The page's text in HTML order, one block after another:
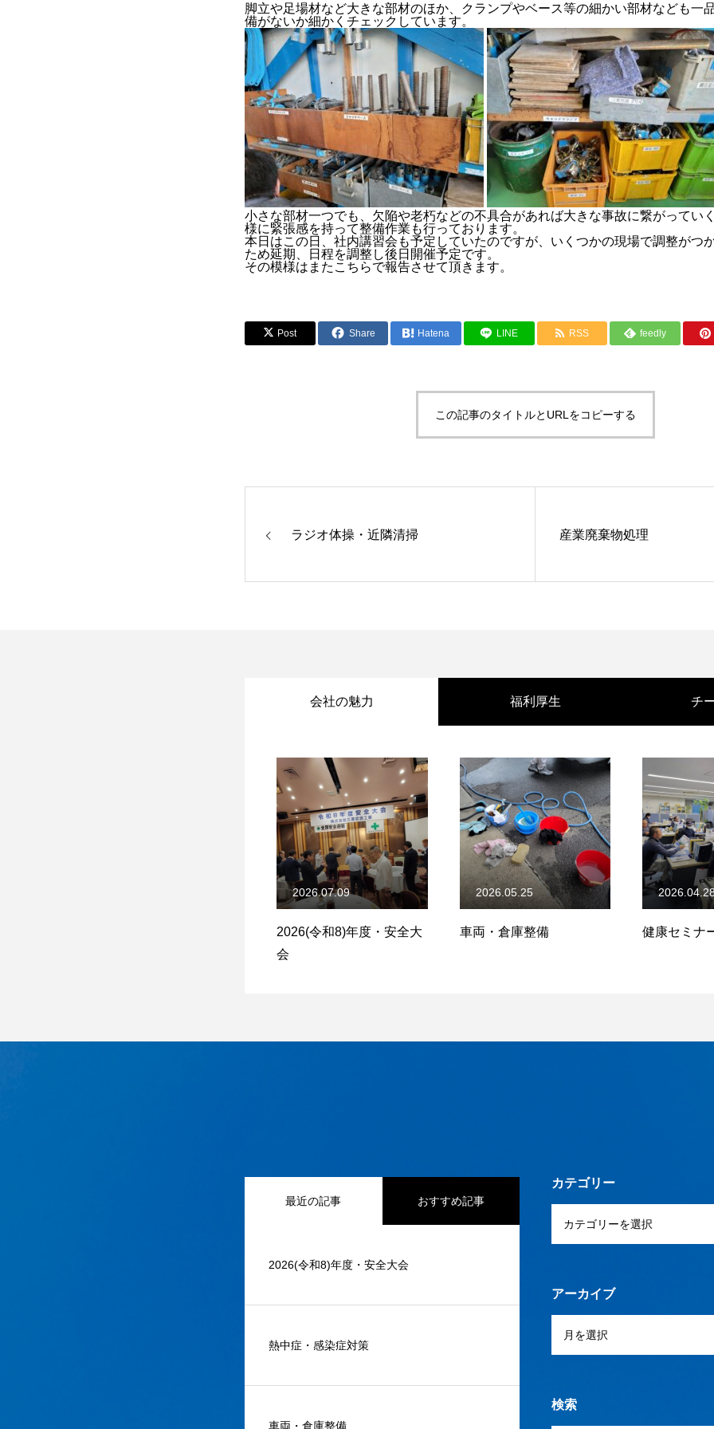
脚立や足場材など大きな部材のほか、クランプやベース等の細かい部材なども一
備がないか細かくチェックしています。
小さな部材一つでも、欠陥や老朽などの不具合があれば大きな事故に繋がってい
様に緊張感を持って整備作業も行っております。
本日はこの日、社内講習会も予定していたのですが、いくつかの現場で調整がつ
ため延期、日程を調整し後日開催予定です。
その模様はまたこちらで報告させて頂きます。
Post Share Hatena LINE RSS feedly
この記事のタイトルとURLをコピーする
ラジオ体操・近隣清掃 産業廃棄物処理
会社の魅力 福利厚生 チ
2026(令和8)年度・安全大
会
2026.07.09
車両・倉庫整備
2026.05.25
健康セミナ
最近の記事 おすすめ記事
2026(令和8)年度・安全大会
熱中症・感染症対策
車両・倉庫整備
カテゴリー
アーカイブ
検索